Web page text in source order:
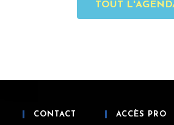
TOUT
CONTACT ACCÈS PRO